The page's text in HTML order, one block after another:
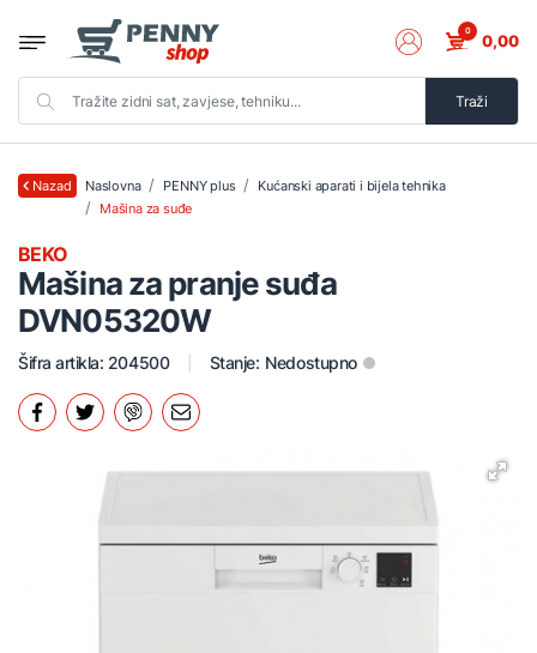
Traži
0 0,00
Nazad Naslovna PENNY plus
Kućanski aparati i bijela tehnika
Mašina za suđe
Mašina za pranje suđa
DVN05320W
BEKO
Šifra artikla: 204500 Stanje: Nedostupno